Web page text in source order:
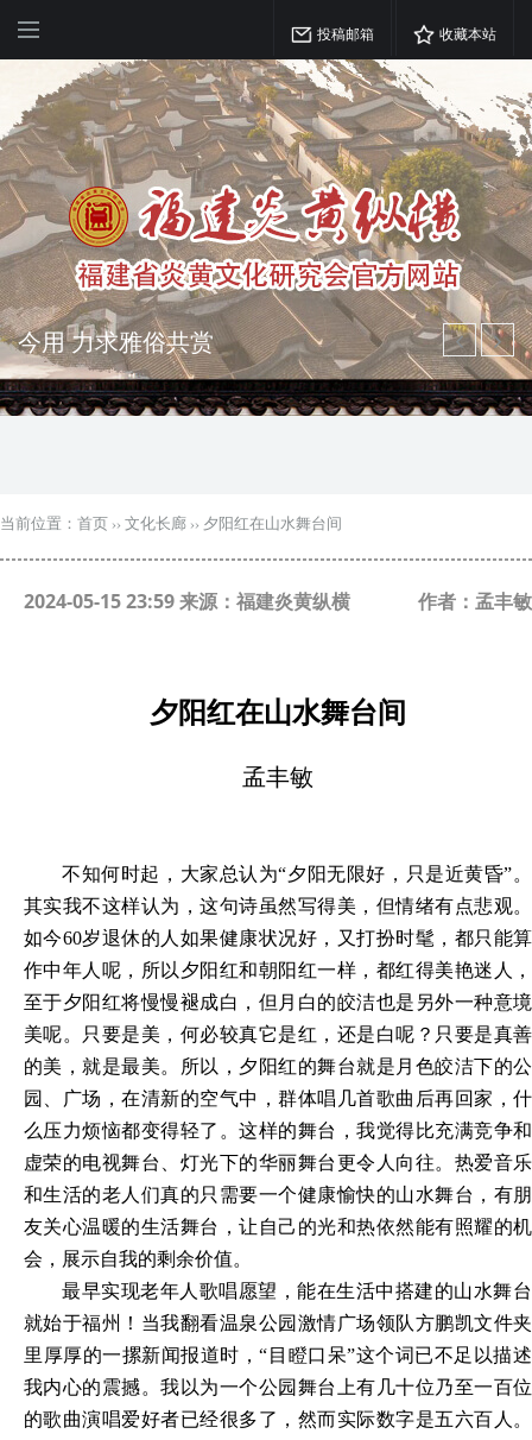
投稿邮箱 收藏本站
弘扬优秀文化 振奋民族精神 介绍民族
瑰宝 宣传中华精英
突出海西特色 报道台港澳侨 坚持古为
当前位置： 首页 ›› 文化长廊 ›› 夕阳红在山水舞台间
2024-05-15 23:59 来源：福建炎黄纵横 作者：孟丰敏
夕阳红在山水舞台间
孟丰敏
不知何时起，大家总认为“夕阳无限好，只是近黄昏”。
其实我不这样认为，这句诗虽然写得美，但情绪有点悲观。
如今60岁退休的人如果健康状况好，又打扮时髦，都只能算
作中年人呢，所以夕阳红和朝阳红一样，都红得美艳迷人，
至于夕阳红将慢慢褪成白，但月白的皎洁也是另外一种意境
美呢。只要是美，何必较真它是红，还是白呢？只要是真善
的美，就是最美。所以，夕阳红的舞台就是月色皎洁下的公
园、广场，在清新的空气中，群体唱几首歌曲后再回家，什
么压力烦恼都变得轻了。这样的舞台，我觉得比充满竞争和
虚荣的电视舞台、灯光下的华丽舞台更令人向往。热爱音乐
和生活的老人们真的只需要一个健康愉快的山水舞台，有朋
友关心温暖的生活舞台，让自己的光和热依然能有照耀的机
会，展示自我的剩余价值。
最早实现老年人歌唱愿望，能在生活中搭建的山水舞台
就始于福州！当我翻看温泉公园激情广场领队方鹏凯文件夹
里厚厚的一摞新闻报道时，“目瞪口呆”这个词已不足以描述
我内心的震撼。我以为一个公园舞台上有几十位乃至一百位
的歌曲演唱爱好者已经很多了，然而实际数字是五六百人。